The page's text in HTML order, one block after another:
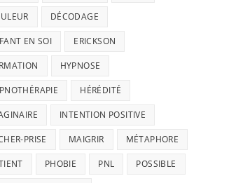
DÉCODAGE
EN SOI ERICKSON
HYPNOSE
HÉRÉDITÉ
INTENTION POSITIVE
PRISE MAIGRIR MÉTAPHORE
PHOBIE PNL POSSIBLE